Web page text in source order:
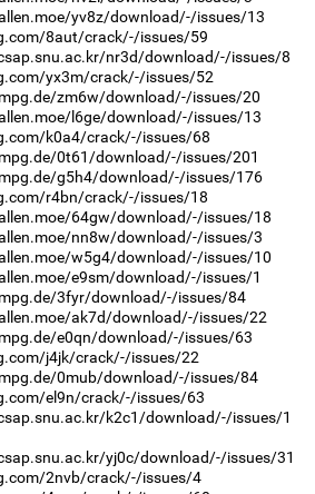
yv8z/download/-/issues/13
8aut/crack/-/issues/59
nr3d/download/-/issues/8
yx3m/crack/-/issues/52
zm6w/download/-/issues/20
l6ge/download/-/issues/13
k0a4/crack/-/issues/68
0t61/download/-/issues/201
g5h4/download/-/issues/176
r4bn/crack/-/issues/18
64gw/download/-/issues/18
nn8w/download/-/issues/3
w5g4/download/-/issues/10
e9sm/download/-/issues/1
3fyr/download/-/issues/84
ak7d/download/-/issues/22
e0qn/download/-/issues/63
j4jk/crack/-/issues/22
0mub/download/-/issues/84
el9n/crack/-/issues/63
k2c1/download/-/issues/1
yj0c/download/-/issues/31
2nvb/crack/-/issues/4